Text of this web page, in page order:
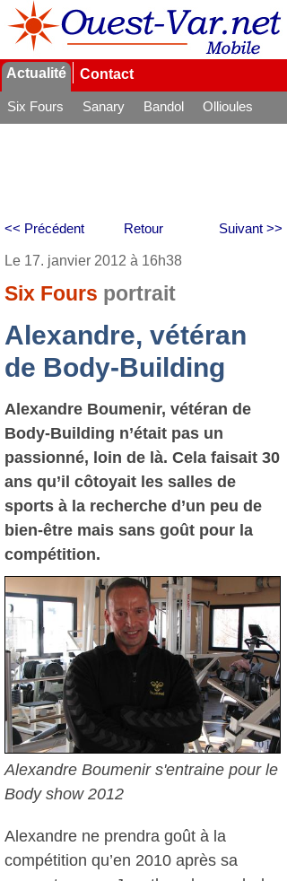
Actualité Contact
Six Fours Sanary Bandol
Ollioules
Retour
<< Précédent Suivant >>
Le 17. janvier 2012 à 16h38
Six Fours portrait
Alexandre, vétéran
de Body-Building
Alexandre Boumenir, vétéran de
Body-Building n’était pas un
passionné, loin de là. Cela faisait 30
ans qu’il côtoyait les salles de
sports à la recherche d’un peu de
bien-être mais sans goût pour la
compétition.
Alexandre Boumenir s'entraine pour le
Body show 2012
Alexandre ne prendra goût à la
compétition qu’en 2010 après sa